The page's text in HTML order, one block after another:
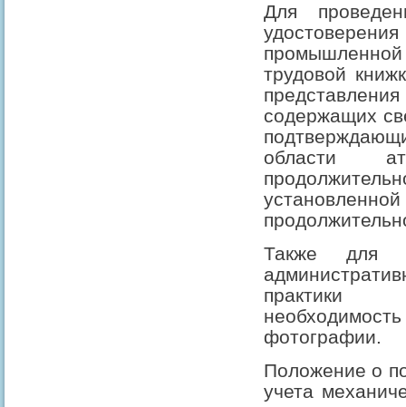
Для
промышленной
трудовой
содержащих
области
Также для
практики
фотографии.
Положение о
учета